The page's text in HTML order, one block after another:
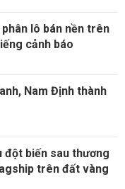
lô bán nền trên
cảnh báo
Nam Định thành
đột biến sau thương
trên đất vàng